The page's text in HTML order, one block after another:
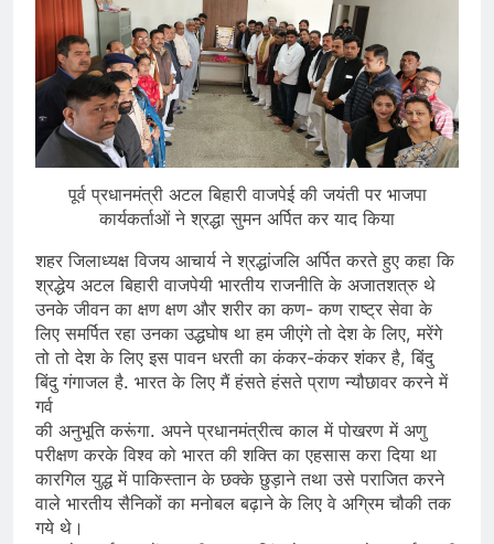
पूर्व प्रधानमंत्री अटल बिहारी वाजपेई की जयंती पर भाजपा
कार्यकर्ताओं ने श्रद्धा सुमन अर्पित कर याद किया
शहर जिलाध्यक्ष विजय आचार्य ने श्रद्धांजलि अर्पित करते हुए कहा कि
श्रद्धेय अटल बिहारी वाजपेयी भारतीय राजनीति के अजातशत्रु थे
उनके जीवन का क्षण क्षण और शरीर का कण- कण राष्ट्र सेवा के
लिए समर्पित रहा उनका उद्धघोष था हम जीएंगे तो देश के लिए, मरेंगे
तो तो देश के लिए इस पावन धरती का कंकर-कंकर शंकर है, बिंदु
बिंदु गंगाजल है. भारत के लिए मैं हंसते हंसते प्राण न्यौछावर करने में
गर्व
की अनुभूति करूंगा. अपने प्रधानमंत्रीत्व काल में पोखरण में अणु
परीक्षण करके विश्व को भारत की शक्ति का एहसास करा दिया था
कारगिल युद्ध में पाकिस्तान के छक्के छुड़ाने तथा उसे पराजित करने
वाले भारतीय सैनिकों का मनोबल बढ़ाने के लिए वे अग्रिम चौकी तक
गये थे।